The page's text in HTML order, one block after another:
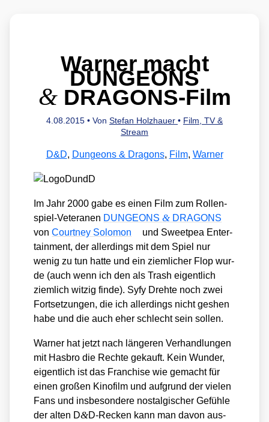
Warner macht
DUNGEONS
&DRAGONS-Film
4.08.2015 • Von Stefan Holzhauer • Film, TV &
Stream
D&D, Dungeons & Dragons, Film, Warner
Im Jahr 2000 gabe es einen Film zum Rol­len­
spiel-Vete­ra­nen DUNGEONS& DRAGONS
vonCourt­ney Solo­mon
und Sweet­pea Enter­
tain­ment, der aller­dings mit dem Spiel nur
wenig zu tun hat­te und ein ziem­li­cher Flop wur­
de (auch wenn ich den als Trash eigent­lich
ziem­lich wit­zig fin­de). Syfy Dreh­te noch zwei
Fort­set­zun­gen, die ich aller­dings nicht ges­hen
habe und die auch eher schlecht sein sol­len.
War­ner hat jetzt nach län­ge­ren Ver­hand­lun­gen
mit Has­bro die Rech­te gekauft. Kein Wun­der,
eigent­lich ist das Fran­chise wie gemacht für
einen gro­ßen Kino­film und auf­grund der vie­len
Fans und ins­be­son­de­re nost­al­gi­scher Gefüh­le
der alten D&D‑Recken kann man davon aus­